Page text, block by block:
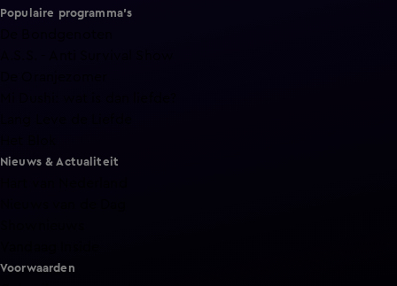
Populaire programma's
Nieuws & Actualiteit
Voorwaarden